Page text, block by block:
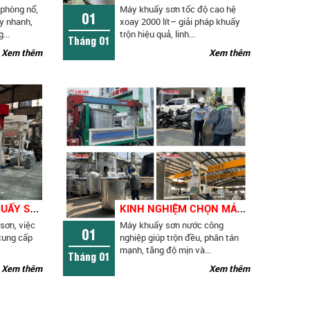
nổ,
nhanh,
Xem thêm
01
Tháng 01
Máy khuấy sơn tốc độ cao hệ
xoay 2000 lít– giải pháp khuấy
trộn hiệu quả, linh...
Xem thêm
N
ÊN MUA MÁY KHUẤY SƠN Ở ĐÂU CHẤT LƯỢNG, BẢO TRÌ BẢO HÀNH TỐT
việc
cấp
Xem thêm
01
Tháng 01
K
INH NGHIỆM CHỌN MÁY KHUẤY SƠN NƯỚC CÔNG NGHIỆP PHÙ HỢP TỪNG QUY MÔ
Máy khuấy sơn nước công
nghiệp giúp trộn đều, phân tán
mạnh, tăng độ mịn và...
Xem thêm